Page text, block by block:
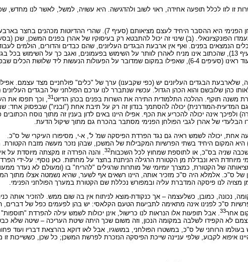
זו לזו לכלל תופעה אחידה, ראוי לשוב ולהדגישה. היא עשויה, למשל, לאשר לנו מחדש,
למעלה כבר אמרנו: (א) שזיקתם של בגדי אהרן אל הפולחן הפנימי היא ההסבר היחיד
הפונקציונאלי. (ב) שינוי זה יכול להתבטא רק בעיסוקיו של אהרן בפנים המשכן, שכן
הנמצאים בפנים. ואף אין ארבעת הבגדים העליונים, שהם כבדים והדורים, הולמים
הולמים לעבודה הנעשית בפנים. (ג) מאידך כבר ראינו (סעיף 13), שהכתוב אינו מניח לאהרן לוותר על השימוש בפעמונים, ואגב
אומרת, שההדיוטות למעשה אינם יכולים לשרת שם. (ד) ועוד ראינו (סעיפים 6-4), שאפילו במקום שמדובר על הפעולות
שלארבעת הבגדים העליונים יש (כפי שקבענו) ערך של "כלים" פולחניים מצד עצמם.
31
, וכך תפסו את
המדעית-המודרנית) יכולה להסתמך בנדון זה רק על תיבת אחת ("ובניו") שבפסוק
אינה יכולה להכריע את הכף. אפילו היינו באים לדון בענין זה מתוך נוסח
הבלעדי של אהרן לגבי הפולחן הפנימי מסתבר בהכרח גם מתוך שיקול הדעת.
אחת, יכולה לשמש ראיה גם נגד הפרדת הפיסקה שמ' ל', א-י, מסיפורו העיקרי של ס"כ.
המקום היחיד בשתי הפרשיות המקבילות של המשכן, שבהן נזכר מעשה מזבח הקטורת.
שניה בס"כ, או לתוספת שמחוץ לכל השכבות32. והנה הפרדה זו מקצתה מיוסדת על
מיוחדת היא ונבדלת מן הקטורת הרגילה הניתנת בחצר על מחתות. כאן נוסף: על-ידי
של הקטורת, כמצרך יומיומי של מותרות שרגילים "להריח" בו (ומעולם לא נעדר
ס"כ. אלמלא היה ס"כ מזכיר אותה, היינו רשאים אף לשער, שהיא נשמטה אצלו מתוך
מצויה לנו פיסקה המדברת עליה ובמפורש נכללת שם הקטורת במערך הפולחני הפנימי.
נכונה, כמובן, כשלעצמה – אך כנקודת-מוצא לניתוח אין בה שום ממש. להזכיר אותה
ס"כ לפנינו אינה מתאימה לתביעות הטעם הקלאסי: יש בהן לפעמים כפל של דברים,
אחר33. אבל תופעות אלו הנראות לנו כרישול, אינן יכולות לשמש עילה להפרדת
לא הקפידו לשלבה במקומה הנכון, וזה משום שכך היתה שיטת העריכה – שיטה שלא
בעולמו הרוחני של ס"כ, במשטרו הפולחני, במושגיו, אבל לאו דוקא בהרצאת דבריו ועוד
איפוא לקבוע, שלפי עניינה שייכת הפיסקה הנזכרת לפרשת המשכן; כל שכן,